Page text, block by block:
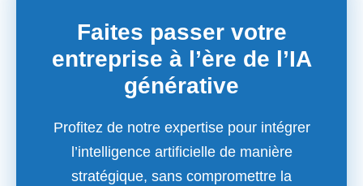
Faites passer votre
entreprise à l’ère de l’IA
générative
Profitez de notre expertise pour intégrer
l’intelligence artificielle de manière
stratégique, sans compromettre la